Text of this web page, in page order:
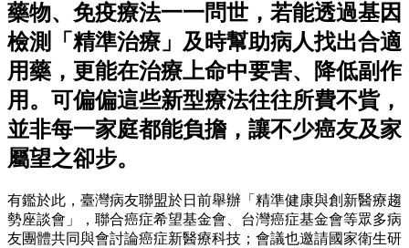
藥物、免疫療法一一問世，若能透過基因
檢測「精準治療」及時幫助病人找出合適
用藥，更能在治療上命中要害、降低副作
用。可偏偏這些新型療法往往所費不貲，
並非每一家庭都能負擔，讓不少癌友及家
屬望之卻步。
有鑑於此，臺灣病友聯盟於日前舉辦「精準健康與創新醫療趨
勢座談會」，聯合癌症希望基金會、台灣癌症基金會等眾多病
友團體共同與會討論癌症新醫療科技；會議也邀請國家衛生研